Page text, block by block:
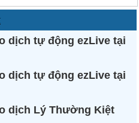
dịch tự động ezLive tại
dịch tự động ezLive tại
dịch Lý Thường Kiệt